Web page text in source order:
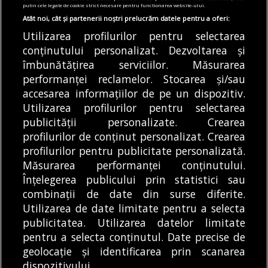
au sesizat și branșamente ilegale la
rețeaua electrică
Știri
VIDEO | A fost montată ultima grindă de
beton de pe Autostrada A0
MODIFICĂ SETĂRILE COOKIES
© Copyright 2025 - Buletin de București.
Găzduit dePresslabs.com. Powered by TRS Design.
Despre
Noi
Media
Kit
Politică De
Confidențialitate
Cookie
Policy (EU)
Cookie
Policy
putin cele legate de cookie strict necesare pentru functionarea website-ului.
Atât noi, cât și partenerii noștri prelucrăm datele pentru a oferi:
Utilizarea profilurilor pentru selectarea
conținutului personalizat. Dezvoltarea și
îmbunătățirea serviciilor. Măsurarea
performanței reclamelor. Stocarea și/sau
accesarea informațiilor de pe un dispozitiv.
Utilizarea profilurilor pentru selectarea
publicității personalizate. Crearea
profilurilor de conținut personalizat. Crearea
profilurilor pentru publicitate personalizată.
Măsurarea performanței conținutului.
Înțelegerea publicului prin statistici sau
combinații de date din surse diferite.
Utilizarea de date limitate pentru a selecta
publicitatea. Utilizarea datelor limitate
pentru a selecta conținutul. Date precise de
geolocație și identificarea prin scanarea